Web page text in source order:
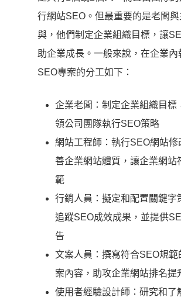
行網站SEO。但最重要的是老闆
與，他們制定企業組織目標，讓
助企業成長。一般來說，在企業內
SEO專案的分工如下：
企業老闆：制定企業組織目標
領公司團隊執行SEO策略
網站工程師：執行SEO網站修
善企業網站體質，讓企業網站
範
行銷人員：擬定和配置關鍵字
追蹤SEO成效成果，並提供
告
文案人員：撰寫符合SEO規範
案內容，助攻企業網站排名提
使用者經驗設計師：研究和了